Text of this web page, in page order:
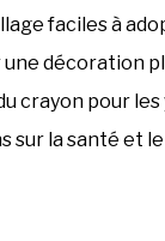
faciles à
décoration
crayon pour les
sur la santé et